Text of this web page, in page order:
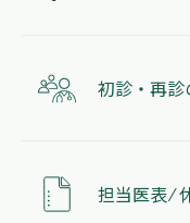
初診・再診
担当医表 ⁄